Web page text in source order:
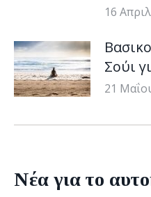
16
Σούι
21
Νέα για το